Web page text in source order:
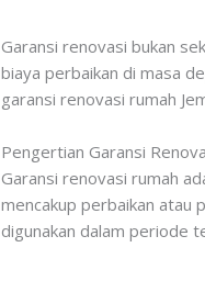
Garansi renovasi bukan
biaya perbaikan di masa
garansi renovasi rumah
Pengertian Garansi
Garansi renovasi rumah
mencakup perbaikan atau
digunakan dalam periode